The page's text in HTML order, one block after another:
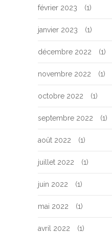
février 2023 (1)
janvier 2023 (1)
décembre 2022 (1)
novembre 2022 (1)
octobre 2022 (1)
septembre 2022 (1)
août 2022 (1)
juillet 2022 (1)
juin 2022 (1)
mai 2022 (1)
avril 2022 (1)